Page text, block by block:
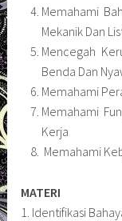
Memahami
Mekanik Dan
Mencegah
Benda Dan
Memahami
Memahami
Kerja
Memahami
MATERI
1. Identifikasi